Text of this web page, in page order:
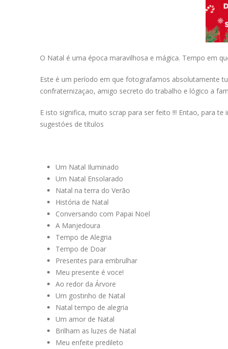
O Natal é uma época maravilhosa e mágica. Tempo em
Este é um período em que fotografamos absolutamente
confraternizaçao, amigo secreto do trabalho e lógico a
E isto significa, muito scrap para ser feito !!! Entao, para
sugestóes de títulos
Um Natal Iluminado
Um Natal Ensolarado
Natal na terra do Verão
História de Natal
Conversando com Papai Noel
A Manjedoura
Tempo de Alegria
Tempo de Doar
Presentes para embrulhar
Meu presente é voce!
Ao redor da Árvore
Um gostinho de Natal
Natal tempo de alegria
Um amor de Natal
Brilham as luzes de Natal
Meu enfeite predileto